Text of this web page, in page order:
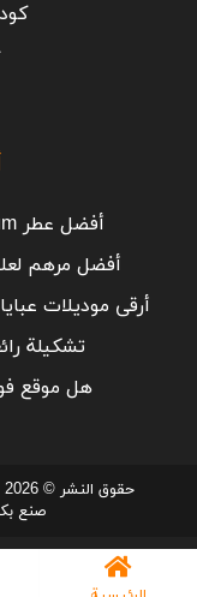
أفضل عطر eau de parfum نون Noon Store
أفضل مرهم
أرقى موديلات
تشكيلة
هل موقع
حقوق النشر © 2026 موسوعة الكوبونات. جميع الحقوق محفوظة.
صنع